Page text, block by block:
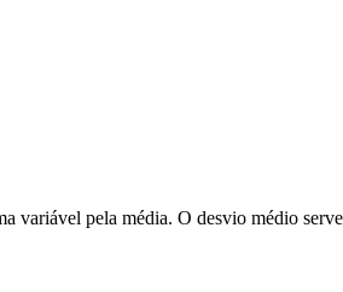
variável pela média. O desvio médio